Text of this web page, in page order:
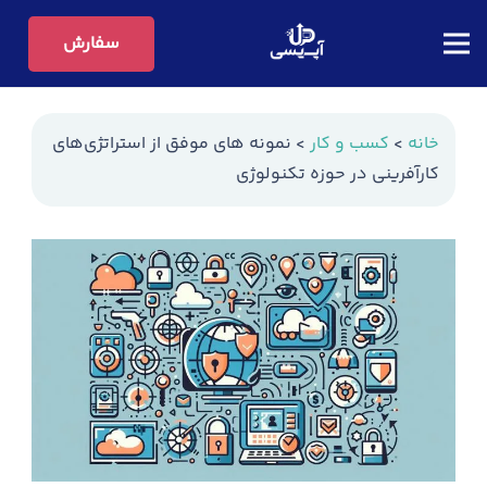
سفارش
خانه > کسب و کار > نمونه های موفق از استراتژی‌های
کارآفرینی در حوزه تکنولوژی